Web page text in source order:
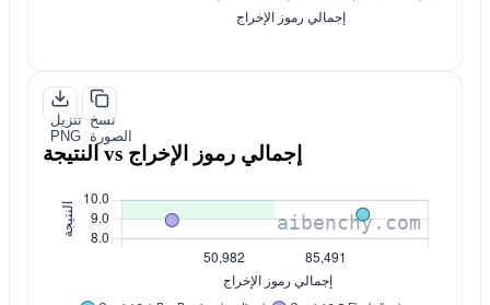
تنزيل
PNG
نسخ
الصورة
النتيجة vs إجمالي رموز الإخراج